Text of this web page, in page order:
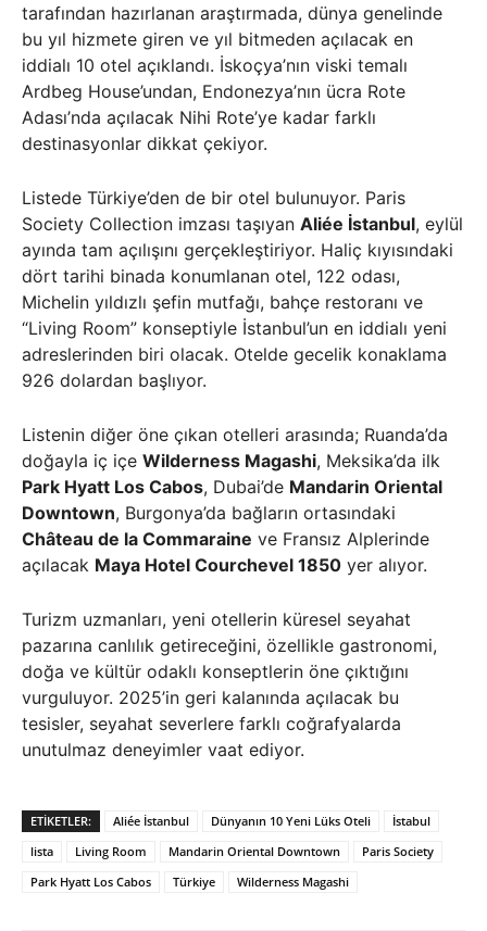
tarafından hazırlanan araştırmada, dünya genelinde
bu yıl hizmete giren ve yıl bitmeden açılacak en
iddialı 10 otel açıklandı. İskoçya’nın viski temalı
Ardbeg House’undan, Endonezya’nın ücra Rote
Adası’nda açılacak Nihi Rote’ye kadar farklı
destinasyonlar dikkat çekiyor.
Listede Türkiye’den de bir otel bulunuyor. Paris
Society Collection imzası taşıyan Aliée İstanbul, eylül
ayında tam açılışını gerçekleştiriyor. Haliç kıyısındaki
dört tarihi binada konumlanan otel, 122 odası,
Michelin yıldızlı şefin mutfağı, bahçe restoranı ve
“Living Room” konseptiyle İstanbul’un en iddialı yeni
adreslerinden biri olacak. Otelde gecelik konaklama
926 dolardan başlıyor.
Listenin diğer öne çıkan otelleri arasında; Ruanda’da
doğayla iç içe Wilderness Magashi, Meksika’da ilk
Park Hyatt Los Cabos, Dubai’de Mandarin Oriental
Downtown, Burgonya’da bağların ortasındaki
Château de la Commaraine ve Fransız Alplerinde
açılacak Maya Hotel Courchevel 1850 yer alıyor.
Turizm uzmanları, yeni otellerin küresel seyahat
pazarına canlılık getireceğini, özellikle gastronomi,
doğa ve kültür odaklı konseptlerin öne çıktığını
vurguluyor. 2025’in geri kalanında açılacak bu
tesisler, seyahat severlere farklı coğrafyalarda
unutulmaz deneyimler vaat ediyor.
ETIKETLER: Aliée İstanbul Dünyanın 10 Yeni Lüks Oteli
İstabul
lista
Living Room Mandarin Oriental Downtown
Paris Society
Park Hyatt Los Cabos
Türkiye Wilderness Magashi